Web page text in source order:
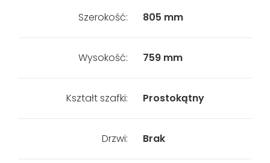
Szerokość: 805 mm
Wysokość: 759 mm
Kształt szafki: Prostokątny
Drzwi: Brak